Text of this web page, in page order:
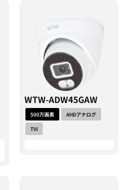
WTW-ADW45GAW
500万画素
AHDアナログ
TVI